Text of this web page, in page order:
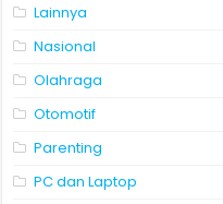
Lainnya
Nasional
Olahraga
Otomotif
Parenting
PC dan Laptop